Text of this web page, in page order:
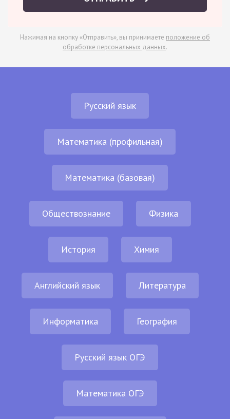
Нажимая на кнопку «Отправить», вы принимаете положение об
обработке персональных данных.
Русский язык
Математика (профильная)
Математика (базовая)
Обществознание Физика
История Химия
Английский язык Литература
Информатика География
Русский язык ОГЭ
Математика ОГЭ